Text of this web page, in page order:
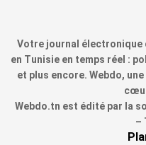
Votre journal électronique
en Tunisie en temps réel :
et plus encore. Webdo,
Webdo.tn est édité par la
–